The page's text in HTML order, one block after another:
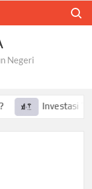
Negeri
Investasi